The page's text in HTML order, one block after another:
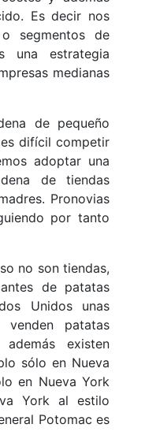
Es decir nos
segmentos de
una estrategia
medianas
de pequeño
difícil competir
adoptar una
de tiendas
Pronovias
por tanto
no son tiendas,
de patatas
Unidos unas
venden patatas
existen
sólo en Nueva
en Nueva York
York al estilo
Potomac es